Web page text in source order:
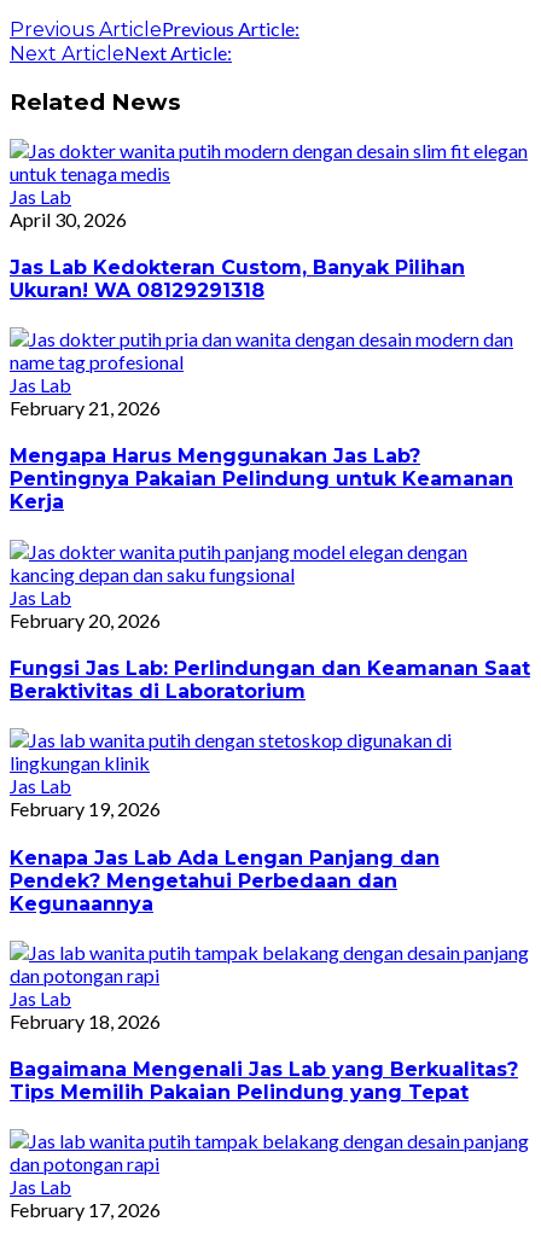
Previous ArticlePrevious Article:
Next ArticleNext Article:
Related News
Jas Lab
April 30, 2026
Jas Lab Kedokteran Custom, Banyak Pilihan
Ukuran! WA 08129291318
Jas Lab
February 21, 2026
Mengapa Harus Menggunakan Jas Lab?
Pentingnya Pakaian Pelindung untuk Keamanan
Kerja
Jas Lab
February 20, 2026
Fungsi Jas Lab: Perlindungan dan Keamanan Saat
Beraktivitas di Laboratorium
Jas Lab
February 19, 2026
Kenapa Jas Lab Ada Lengan Panjang dan
Pendek? Mengetahui Perbedaan dan
Kegunaannya
Jas Lab
February 18, 2026
Bagaimana Mengenali Jas Lab yang Berkualitas?
Tips Memilih Pakaian Pelindung yang Tepat
Jas Lab
February 17, 2026